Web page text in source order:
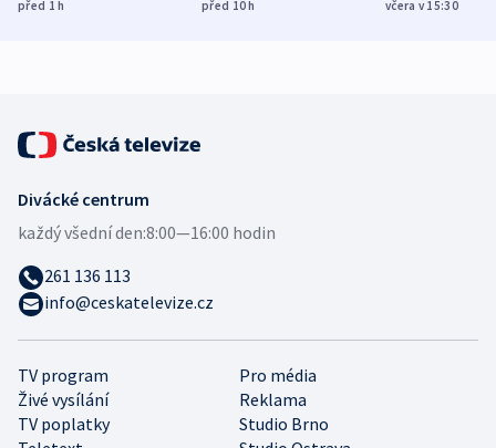
před 1h před 10h včera v 15:30
TV program
Pro média
Živé vysílání
Reklama
TV poplatky
Studio Brno
Divácké centrum
každý všední den:8:00—16:00 hodin
261 136 113
info@ceskatelevize.cz